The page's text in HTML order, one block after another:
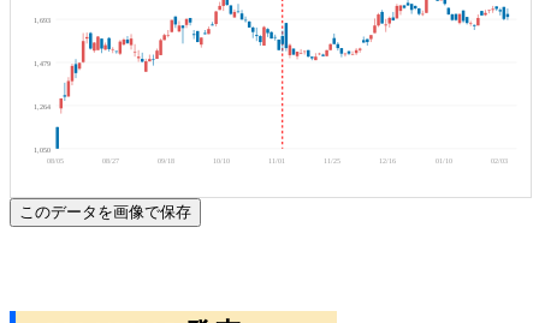
1,050
1,264
1,479
1,693
08/05 08/27 09/18 10/10 11/01 11/25 12/16 01/10 02/03
このデータを画像で保存